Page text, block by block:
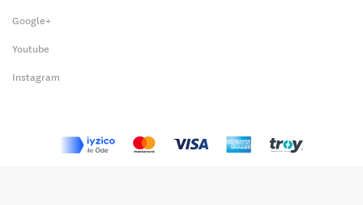
Google+
Youtube
Instagram